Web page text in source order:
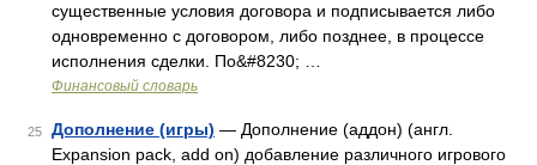
существенные условия договора и подписывается либо
одновременно с договором, либо позднее, в процессе
исполнения сделки. По&#8230; …
Финансовый словарь
25 Дополнение (игры) — Дополнение (аддон) (англ.
Expansion pack, add on) добавление различного игрового